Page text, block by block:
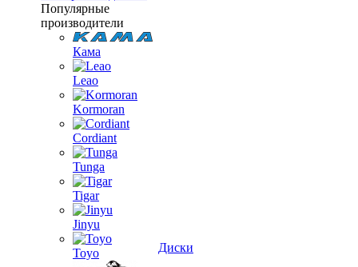
Популярные
производители
Кама
Leao
Kormoran
Cordiant
Tunga
Tigar
Jinyu
Toyo
Диски